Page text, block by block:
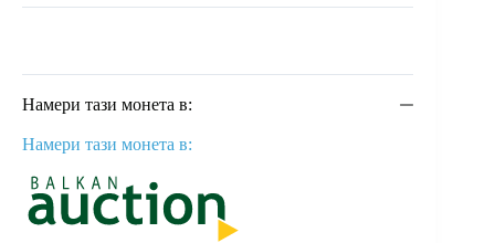
Намери тази монета в:
Намери тази монета в: